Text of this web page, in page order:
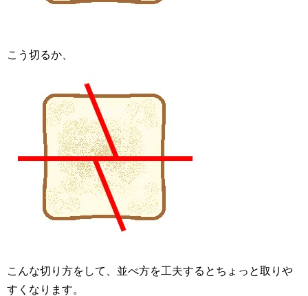
こう切るか、
こんな切り方をして、並べ方を工夫するとちょっと取りや
すくなります。